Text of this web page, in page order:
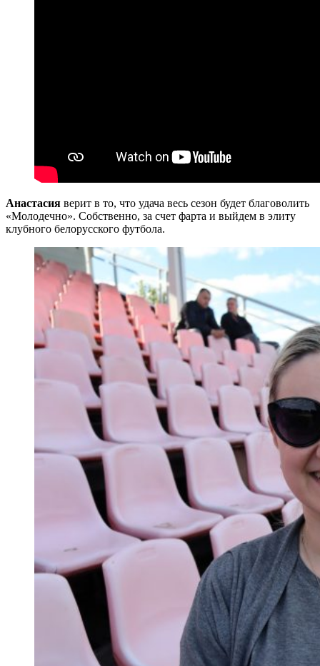
Анастасия верит в то, что удача весь сезон будет благоволить
«Молодечно». Собственно, за счет фарта и выйдем в элиту
клубного белорусского футбола.